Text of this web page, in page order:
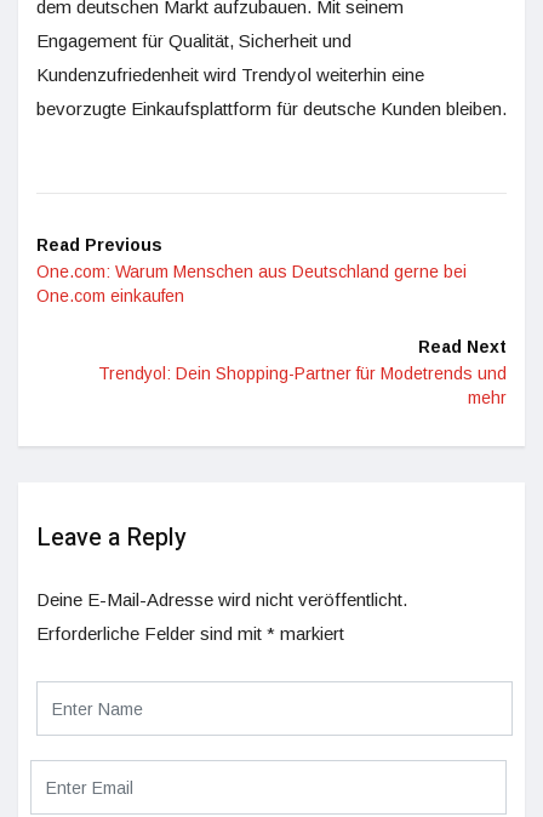
dem deutschen Markt aufzubauen. Mit seinem
Engagement für Qualität, Sicherheit und
Kundenzufriedenheit wird Trendyol weiterhin eine
bevorzugte Einkaufsplattform für deutsche Kunden bleiben.
Read Previous
One.com: Warum Menschen aus Deutschland gerne bei
One.com einkaufen
Read Next
Trendyol: Dein Shopping-Partner für Modetrends und
mehr
Leave a Reply
Deine E-Mail-Adresse wird nicht veröffentlicht.
Erforderliche Felder sind mit * markiert